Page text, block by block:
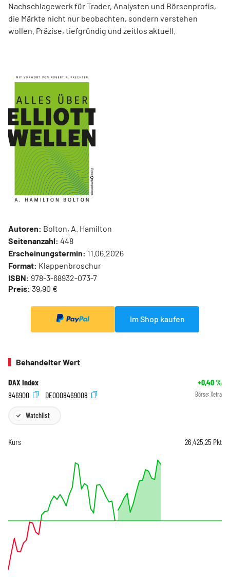
Nachschlagewerk für Trader, Analysten und Börsenprofis,
die Märkte nicht nur beobachten, sondern verstehen
wollen. Präzise, tiefgründig und zeitlos aktuell.
Autoren: Bolton, A. Hamilton
Seitenanzahl: 448
Erscheinungstermin: 11.06.2026
Format: Klappenbroschur
ISBN: 978-3-68932-073-7
Preis: 39,90 €
Im Shop kaufen
Behandelter Wert
DAX Index +0,40%
846900
DE0008469008 Börse: Xetra
Watchlist
Kurs 26.425,25 Pkt